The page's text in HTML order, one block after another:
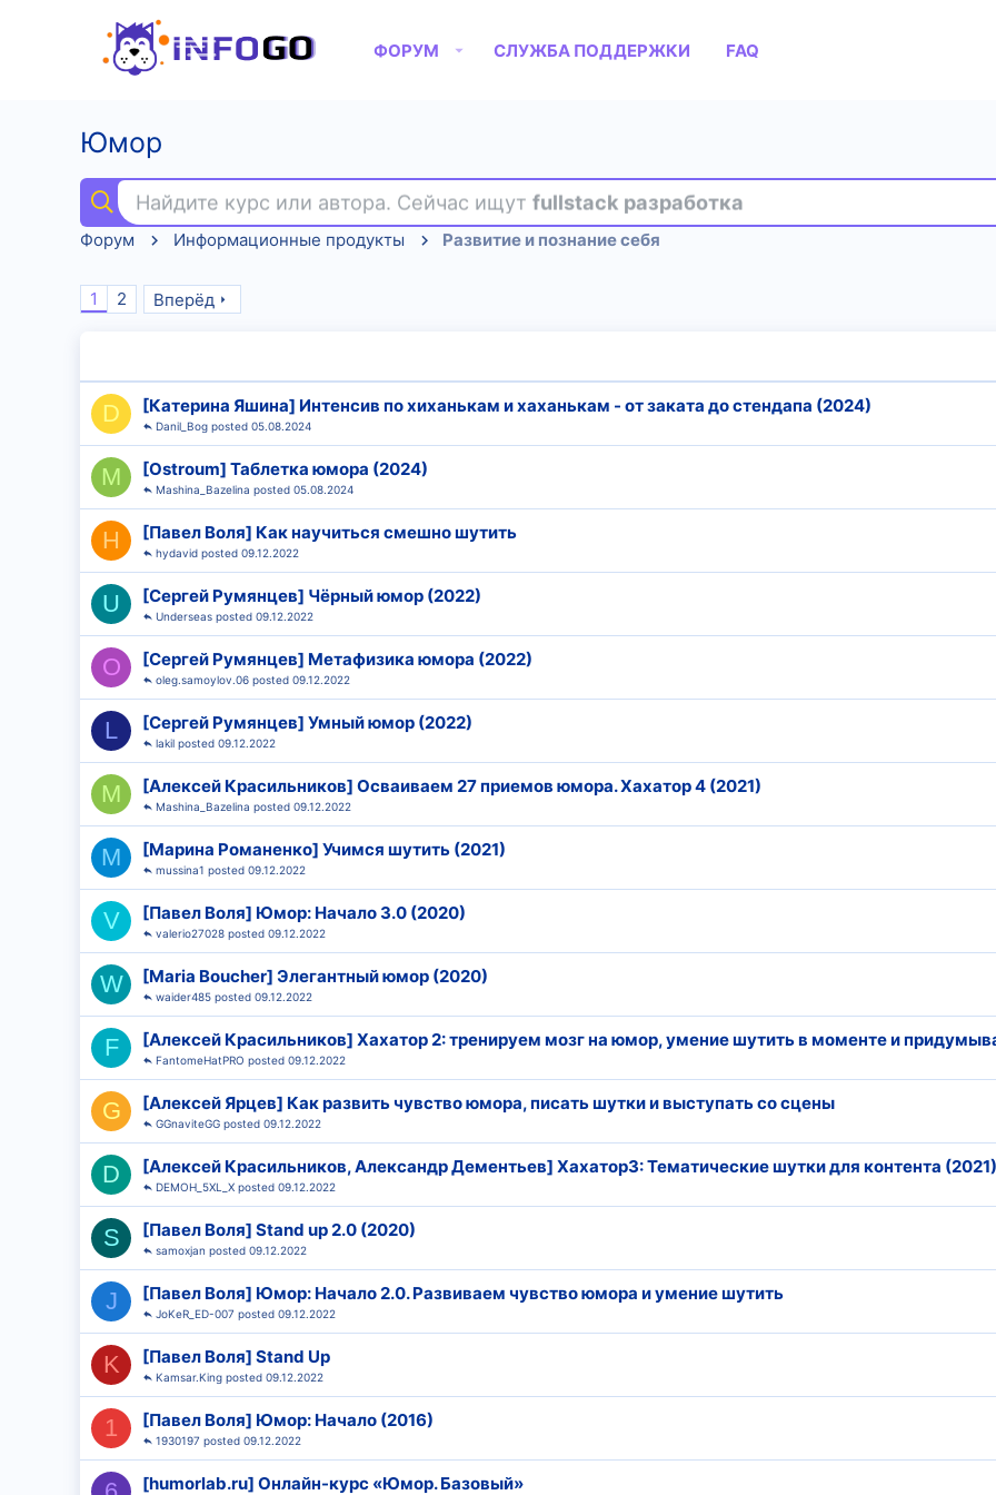
ФОРУМ СЛУЖБА ПОДДЕРЖКИ FAQ
Юмор
Найдите курс или автора. Сейчас ищут fullstack разработка
Форум
Информационные продукты Развитие и познание себя
1 2 Вперёд
D [Катерина Яшина] Интенсив по хиханькам и хаханькам - от заката до стендапа (2024)
05.08.2024
Danil_Bog
M [Ostroum] Таблетка юмора (2024)
05.08.2024
Mashina_Bazelina
H [Павел Воля] Как научиться смешно шутить
09.12.2022
hydavid
U [Сергей Румянцев] Чёрный юмор (2022)
09.12.2022
Underseas
O [Сергей Румянцев] Метафизика юмора (2022)
09.12.2022
oleg.samoylov.06
L [Сергей Румянцев] Умный юмор (2022)
09.12.2022
lakil
M [Алексей Красильников] Осваиваем 27 приемов юмора. Хахатор 4 (2021)
09.12.2022
Mashina_Bazelina
M [Марина Романенко] Учимся шутить (2021)
09.12.2022
mussina1
V [Павел Воля] Юмор: Начало 3.0 (2020)
09.12.2022
valerio27028
W [Maria Boucher] Элегантный юмор (2020)
09.12.2022
waider485
F [Алексей Красильников] Хахатор 2: тренируем мозг на юмор, умение шутить в моменте и
09.12.2022
FantomeHatPRO
G [Алексей Ярцев] Как развить чувство юмора, писать шутки и выступать со сцены
09.12.2022
GGnaviteGG
D [Алексей Красильников, Александр Дементьев] Хахатор3: Тематические шутки для контента (2021)
09.12.2022
DEMOH_5XL_X
S [Павел Воля] Stand up 2.0 (2020)
09.12.2022
samoxjan
J [Павел Воля] Юмор: Начало 2.0. Развиваем чувство юмора и умение шутить
09.12.2022
JoKeR_ED-007
K [Павел Воля] Stand Up
09.12.2022
Kamsar.King
1 [Павел Воля] Юмор: Начало (2016)
09.12.2022
1930197
[humorlab.ru] Онлайн-курс «Юмор. Базовый»